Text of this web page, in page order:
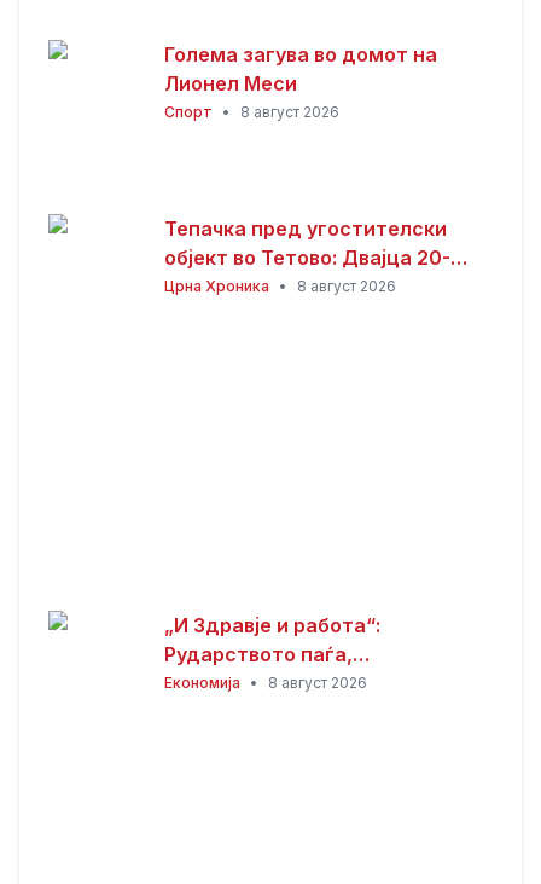
Голема загува во домот на
Лионел Меси
Спорт • 8 август 2026
Тепачка пред угостителски
објект во Тетово: Двајца 20-
годишници избодени со нож,
Црна Хроника • 8 август 2026
„И Здравје и работа“:
Рударството паѓа,
инвестициите стојат –
Економија • 8 август 2026